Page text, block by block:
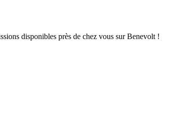
disponibles près de chez vous sur Benevolt !